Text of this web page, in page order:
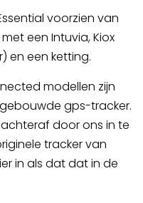
voorzien van
een Intuvia, Kiox
en een ketting.
modellen zijn
gps-tracker.
door ons in te
tracker van
in als dat dat in de